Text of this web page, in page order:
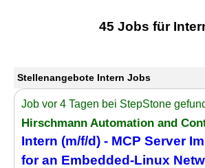
45 Jobs für
Stellenangebote Intern Jobs
Job vor 4 Tagen bei StepStone
Hirschmann Automation and
Intern (m/f/d) - MCP Server
for an Embedded-Linux